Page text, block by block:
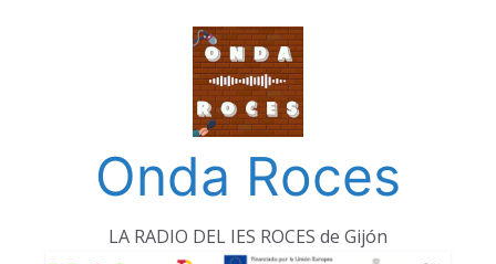
Onda Roces
LA RADIO DEL IES ROCES de Gijón